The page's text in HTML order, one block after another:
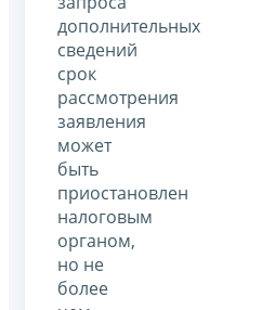
дополнительных
сведений
срок
рассмотрения
заявления
может
быть
приостановлен
налоговым
органом,
но не
более